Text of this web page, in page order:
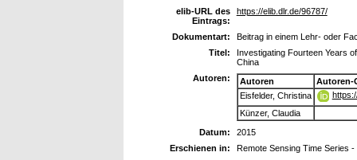
elib-URL des
Eintrags:
https://elib.dlr.de/96787/
Dokumentart:
Beitrag in einem Lehr- oder
Titel:
Investigating Fourteen Years
China
Autoren:
Autoren
Autoren-
Eisfelder, Christina
Künzer, Claudia
Datum:
2015
Erschienen in:
Remote Sensing Time Series